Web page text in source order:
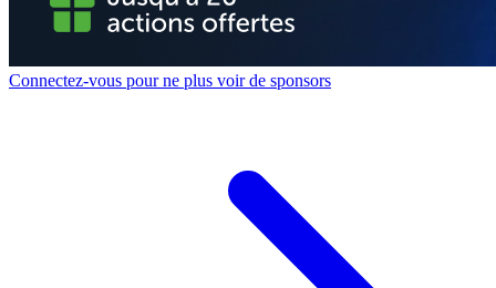
Connectez-vous pour ne plus voir de sponsors